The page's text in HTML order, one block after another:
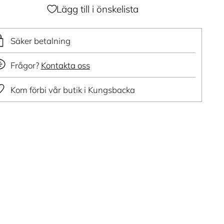
Lägg till i önskelista
Säker betalning
Frågor? Kontakta oss
Kom förbi vår butik i Kungsbacka